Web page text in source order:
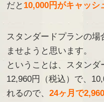
だと 10,000円がキャッシ
スタンダードプランの
ませようと思います。
ということは、スタンダ
12,960円（税込）で、
れるので、24ヶ月で